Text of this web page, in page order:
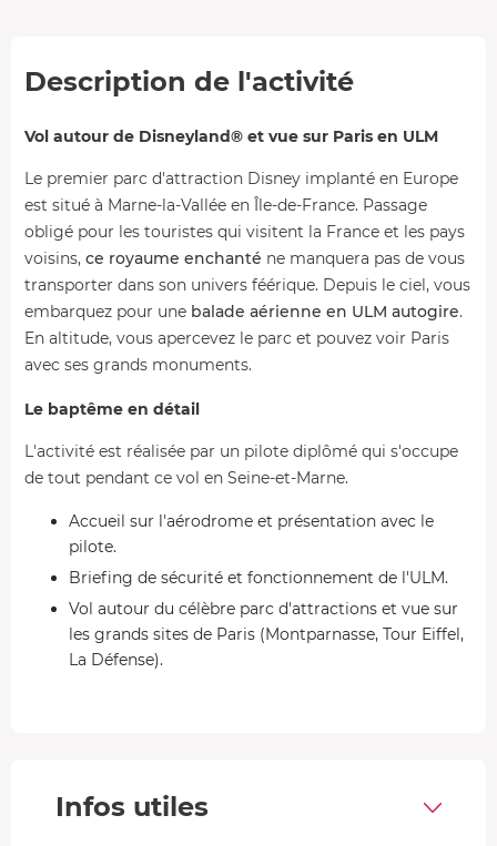
Description de l'activité
Vol autour de Disneyland® et vue sur Paris en ULM
Le premier parc d'attraction Disney implanté en Europe
est situé à Marne-la-Vallée en Île-de-France. Passage
obligé pour les touristes qui visitent la France et les pays
voisins, ce royaume enchanté ne manquera pas de vous
transporter dans son univers féérique. Depuis le ciel, vous
embarquez pour une balade aérienne en ULM autogire.
En altitude, vous apercevez le parc et pouvez voir Paris
avec ses grands monuments.
Le baptême en détail
L'activité est réalisée par un pilote diplômé qui s'occupe
de tout pendant ce vol en Seine-et-Marne.
Accueil sur l'aérodrome et présentation avec le
pilote.
Briefing de sécurité et fonctionnement de l'ULM.
Vol autour du célèbre parc d'attractions et vue sur
les grands sites de Paris (Montparnasse, Tour Eiffel,
La Défense).
et l'avion. Il est propulsé par une hélice
comme un avion
Infos utiles